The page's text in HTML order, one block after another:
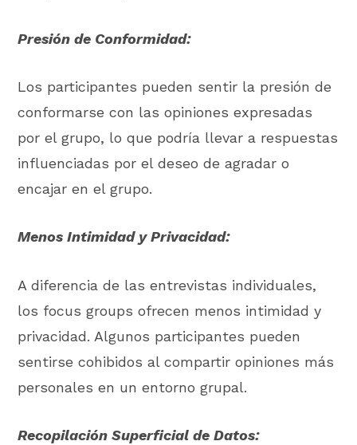
Presión de Conformidad:
Los participantes pueden sentir la presión de
conformarse con las opiniones expresadas
por el grupo, lo que podría llevar a respuestas
influenciadas por el deseo de agradar o
encajar en el grupo.
Menos Intimidad y Privacidad:
A diferencia de las entrevistas individuales,
los focus groups ofrecen menos intimidad y
privacidad. Algunos participantes pueden
sentirse cohibidos al compartir opiniones más
personales en un entorno grupal.
Recopilación Superficial de Datos: